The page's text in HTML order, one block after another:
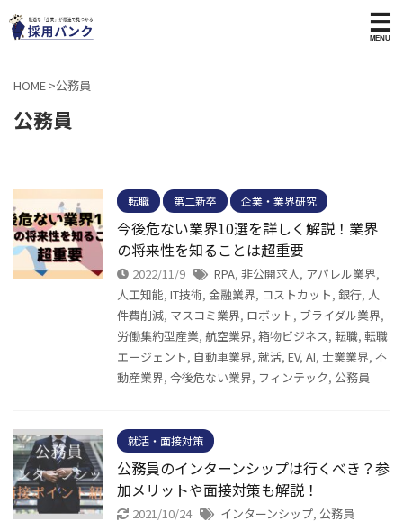
HOME >公務員
公務員
転職 第二新卒 企業・業界研究
今後危ない業界10選を詳しく解説！業界
の将来性を知ることは超重要
2022/11/9 RPA, 非公開求人, アパレル業界,
人工知能, IT技術, 金融業界, コストカット, 銀行, 人
件費削減, マスコミ業界, ロボット, ブライダル業界,
労働集約型産業, 航空業界, 箱物ビジネス, 転職, 転職
エージェント, 自動車業界, 就活, EV, AI, 士業業界, 不
動産業界, 今後危ない業界, フィンテック, 公務員
就活・面接対策
公務員のインターンシップは行くべき？参
加メリットや面接対策も解説！
2021/10/24 インターンシップ, 公務員